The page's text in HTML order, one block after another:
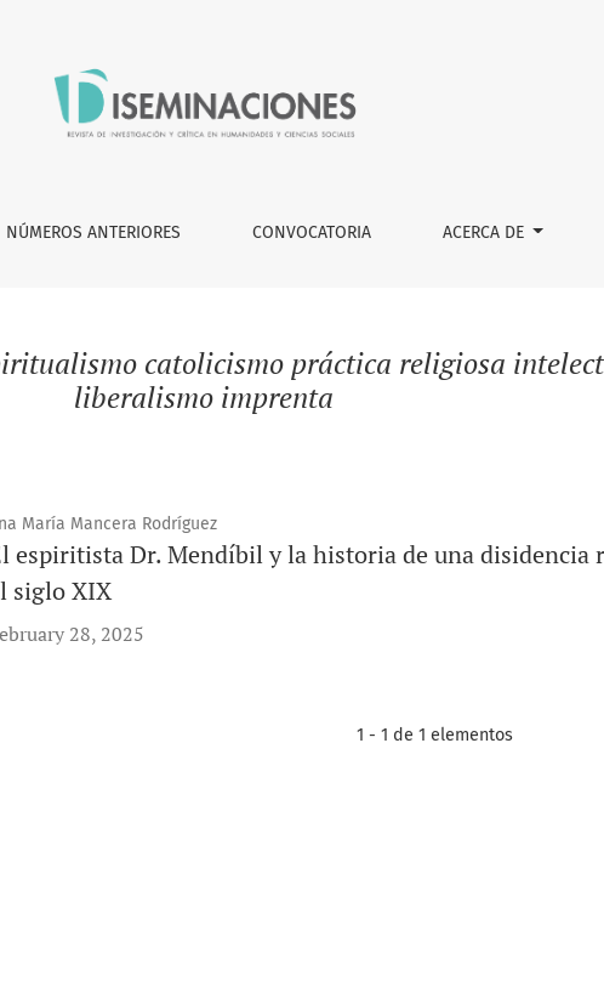
NÚMEROS ANTERIORES CONVOCATORIA ACERCA DE
catolicismo práctica religiosa
liberalismo imprenta
María Mancera Rodríguez
espiritista Dr. Mendíbil y la historia de una disidencia
siglo XIX
28, 2025
1 - 1 de 1 elementos